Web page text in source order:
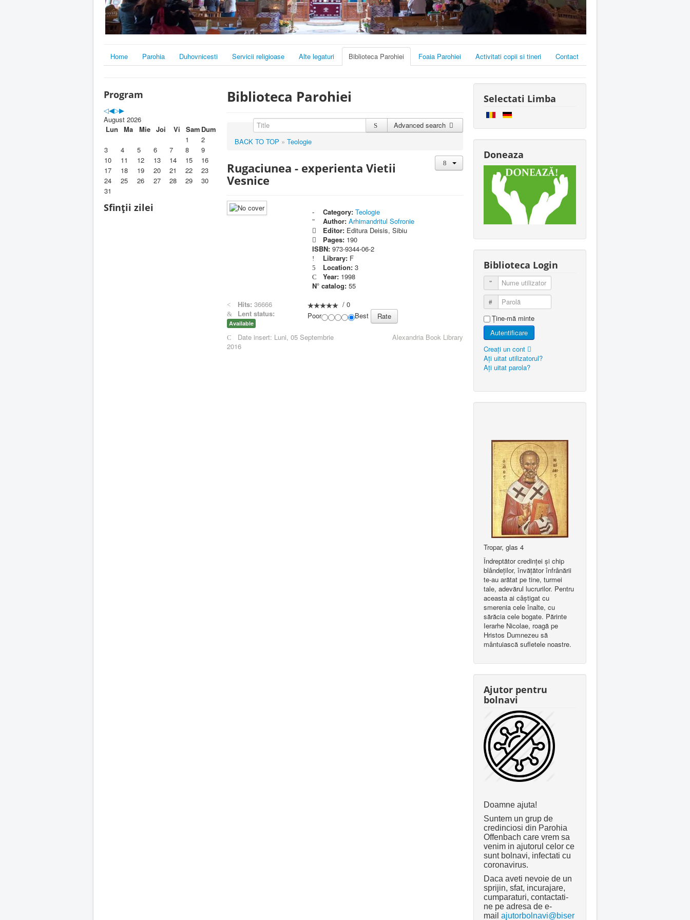
Home Parohia Duhovnicesti Servicii religioase Alte legaturi Biblioteca Parohiei Foaia Parohiei Activitati copii si tineri Contact
Program
August 2026
Lun
Ma Mie Joi Vi Sam Dum
1
2
3
4 5 6 7 8
9
10
11 12 13 14 15
16
17
18 19 20 21 22
23
24
25 26 27 28 29
30
31
Sfinții zilei
Biblioteca Parohiei
Advanced search
BACK TO TOP » Teologie
Rugaciunea - experienta Vietii
Vesnice
Category: Teologie
Author: Arhimandritul Sofronie
Editor: Editura Deisis, Sibiu
Pages: 190
ISBN: 973-9344-06-2
Library: F
Location: 3
Year: 1998
N° catalog: 55
Hits:36666
Lent status:
Available
/ 0
Poor
Best
Date insert: Luni, 05 Septembrie
2016
Alexandria Book Library
Selectati Limba
Doneaza
Biblioteca Login
Nume utilizator
Parolă
Ţine-mă minte
Autentificare
Creaţi un cont
Aţi uitat utilizatorul?
Aţi uitat parola?
Tropar, glas 4
Îndreptător credinţei şi chip
blândeţilor, învăţător înfrânării
te-au arătat pe tine, turmei
tale, adevărul lucrurilor. Pentru
aceasta ai câştigat cu
smerenia cele înalte, cu
sărăcia cele bogate. Părinte
Ierarhe Nicolae, roagă pe
Hristos Dumnezeu să
mântuiască sufletele noastre.
Ajutor pentru
bolnavi
Doamne ajuta!
Suntem un grup de
credinciosi din Parohia
Offenbach care vrem sa
venim in ajutorul celor ce
sunt bolnavi, infectati cu
coronavirus.
Daca aveti nevoie de un
sprijin, sfat, incurajare,
cumparaturi, contactati-
ne pe adresa de e-
mail ajutorbolnavi@biser